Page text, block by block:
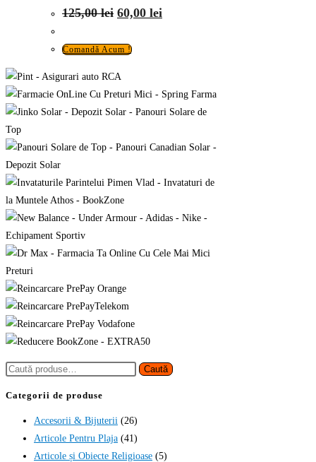
125,00lei Prețul
inițial
fost:
60,00 lei
Comandă Acum !
Caută
Caută
Categorii de produse
Accesorii & Bijuterii (26)
Articole Pentru Plaja (41)
Articole și Obiecte Religioase (5)